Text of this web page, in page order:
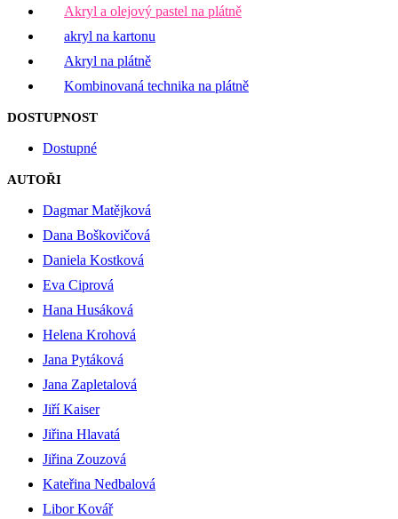
Akryl a olejový pastel na plátně
akryl na kartonu
Akryl na plátně
Kombinovaná technika na plátně
DOSTUPNOST
Dostupné
AUTOŘI
Dagmar Matějková
Dana Boškovičová
Daniela Kostková
Eva Ciprová
Hana Husáková
Helena Krohová
Jana Pytáková
Jana Zapletalová
Jiří Kaiser
Jiřina Hlavatá
Jiřina Zouzová
Kateřina Nedbalová
Libor Kovář